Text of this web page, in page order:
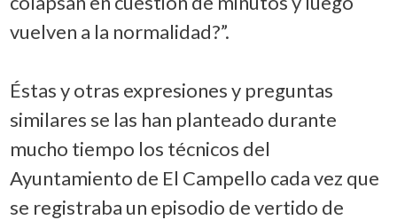
vuelven a la normalidad?”.
Éstas y otras expresiones y preguntas
similares se las han planteado durante
mucho tiempo los técnicos del
Ayuntamiento de El Campello cada vez que
se registraba un episodio de vertido de